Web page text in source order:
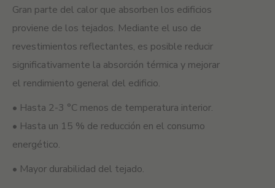
Gran parte del calor que absorben los edificios
proviene de los tejados. Mediante el uso de
revestimientos reflectantes, es posible reducir
significativamente la absorción térmica y mejorar
el rendimiento general del edificio.
• Hasta 2-3 °C menos de temperatura interior.
• Hasta un 15 % de reducción en el consumo
energético.
• Mayor durabilidad del tejado.